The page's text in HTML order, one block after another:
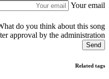
Your email
do you think about this song
approval by the administration
Send
Related tags